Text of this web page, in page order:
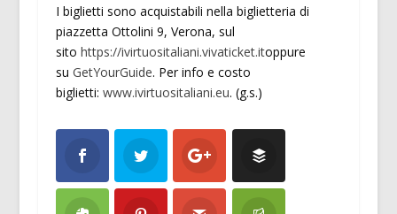
I biglietti sono acquistabili nella biglietteria di
piazzetta Ottolini 9, Verona, sul
sito https://ivirtuositaliani.vivaticket.itoppure
su GetYourGuide. Per info e costo
biglietti: www.ivirtuositaliani.eu. (g.s.)